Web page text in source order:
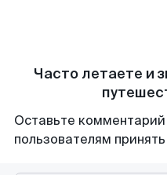
Часто летаете и
Оставьте
пользователям